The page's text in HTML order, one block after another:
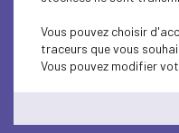
Vous pouvez choisir
traceurs que vous
Vous pouvez modifier